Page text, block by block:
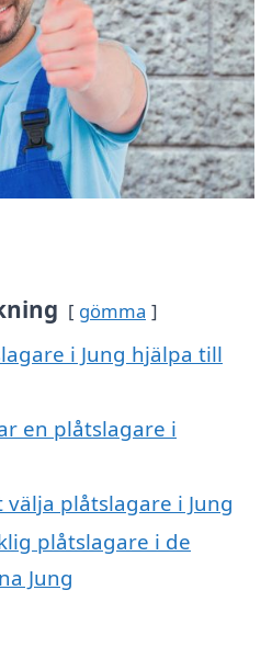
gömma
i Jung hjälpa till
en plåtslagare i
plåtslagare i Jung
plåtslagare i de
Jung